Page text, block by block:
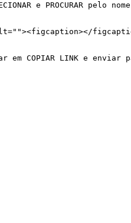
e PROCURAR
alt=""><figcaption></
COPIAR LINK e enviar